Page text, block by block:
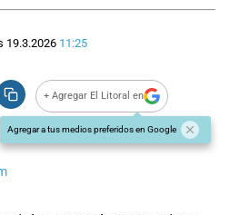
19.3.2026 11:25
+ Agregar El Litoral en
Agregar a tus medios preferidos en Google